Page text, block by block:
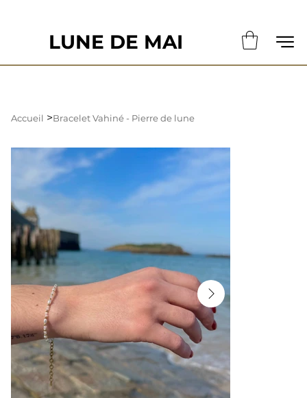
LUNE DE MAI
Accueil >Bracelet Vahiné - Pierre de lune